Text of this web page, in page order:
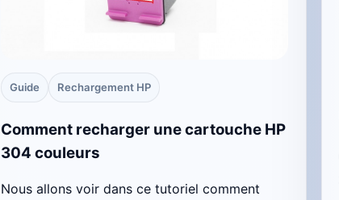
Guide Rechargement HP
Comment recharger une cartouche HP
304 couleurs
Nous allons voir dans ce tutoriel comment